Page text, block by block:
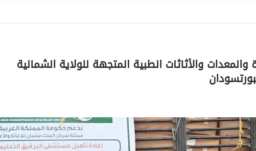
والأثاثات الطبية المتجهة للولاية الشمالية